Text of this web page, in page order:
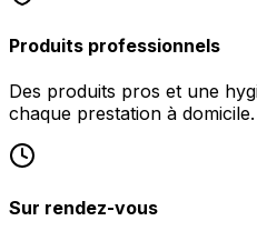
Produits professionnels
Des produits pros et une
chaque prestation à domicile.
Sur rendez-vous